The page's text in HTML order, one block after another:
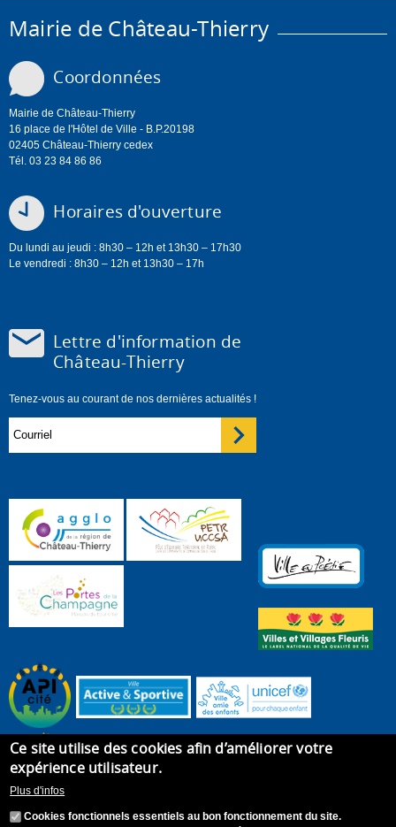
Mairie de Château-Thierry
Coordonnées
Mairie de Château-Thierry
16 place de l'Hôtel de Ville - B.P.20198
02405 Château-Thierry cedex
Tél. 03 23 84 86 86
Horaires d'ouverture
Du lundi au jeudi : 8h30 – 12h et 13h30 – 17h30
Le vendredi : 8h30 – 12h et 13h30 – 17h
Lettre d'information de
Château-Thierry
Tenez-vous au courant de nos dernières actualités !
Ce site utilise des cookies afin d’améliorer votre
expérience utilisateur.
Plus d'infos
Cookies fonctionnels essentiels au bon fonctionnement du site.